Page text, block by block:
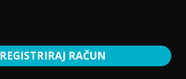
REGISTRIRAJ RAČUN